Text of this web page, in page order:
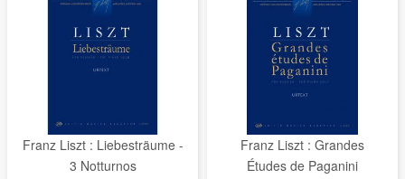
Franz Liszt : Liebesträume -
3 Notturnos
Franz Liszt : Grandes
Études de Paganini